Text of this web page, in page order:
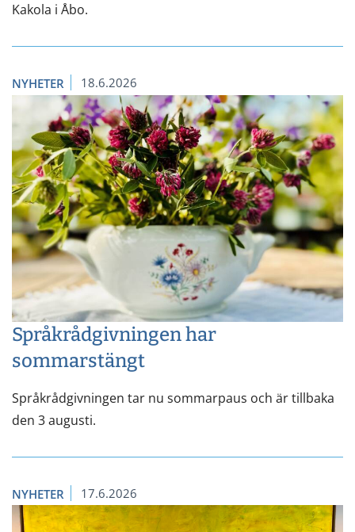
Kakola i Åbo.
NYHETER 18.6.2026
Språkrådgivningen har
sommarstängt
Språkrådgivningen tar nu sommarpaus och är tillbaka
den 3 augusti.
NYHETER 17.6.2026